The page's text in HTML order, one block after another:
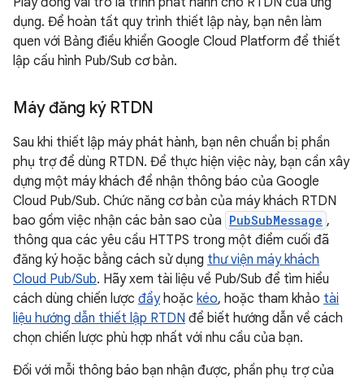
dụng. Để hoàn tất quy trình thiết lập này, bạn nên làm
quen với Bảng điều khiển Google Cloud Platform để thiết
lập cấu hình Pub/Sub cơ bản.
Máy đăng ký RTDN
Sau khi thiết lập máy phát hành, bạn nên chuẩn bị phần
phụ trợ để dùng RTDN. Để thực hiện việc này, bạn cần xây
dựng một máy khách để nhận thông báo của Google
Cloud Pub/Sub. Chức năng cơ bản của máy khách RTDN
bao gồm việc nhận các bản sao của PubSubMessage ,
thông qua các yêu cầu HTTPS trong một điểm cuối đã
đăng ký hoặc bằng cách sử dụng thư viện máy khách
Cloud Pub/Sub. Hãy xem tài liệu về Pub/Sub để tìm hiểu
cách dùng chiến lược đẩyhoặc kéo, hoặc tham khảo tài
liệu hướng dẫn thiết lập RTDN để biết hướng dẫn về cách
chọn chiến lược phù hợp nhất với nhu cầu của bạn.
Đối với mỗi thông báo bạn nhận được, phần phụ trợ của